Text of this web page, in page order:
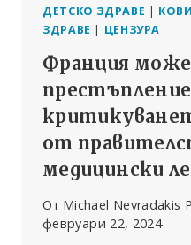
ДЕТСКО ЗДРАВЕ |
ЗДРАВЕ | ЦЕНЗУРА
Франция може
престъпление
от
медицински
От Michael Nevradakis
февруари 22, 2024